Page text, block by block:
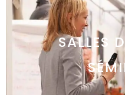
SALLES